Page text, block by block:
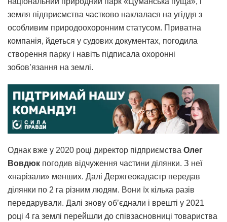
земля підприємства частково наклалася на угіддя з
особливим природоохоронним статусом. Приватна
компанія, йдеться у судових документах, погодила
створення парку і навіть підписала охоронні
зобов’язання на землі.
Однак вже у 2020 році директор підприємства Олег
Вовдюк погодив відчуження частини ділянки. З неї
«нарізали» менших. Далі Держгеокадастр передав
ділянки по 2 га різним людям. Вони їх кілька разів
передарували. Далі знову об’єднали і врешті у 2021
році 4 га землі перейшли до співзасновниці товариства